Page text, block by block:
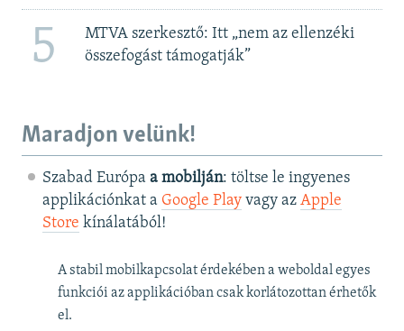
5
MTVA szerkesztő: Itt „nem az ellenzéki
összefogást támogatják”
Maradjon velünk!
Szabad Európa a mobilján: töltse le ingyenes
applikációnkat a Google Playvagy az Apple
Store kínálatából!
A stabil mobilkapcsolat érdekében a weboldal egyes
funkciói az applikációban csak korlátozottan érhetők
el.